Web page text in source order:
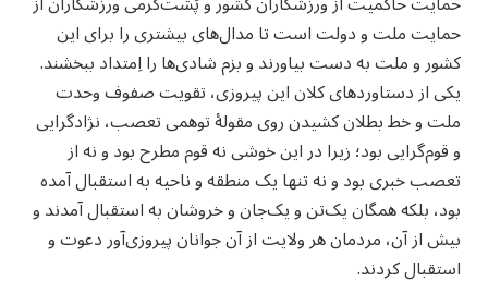
حمایت ملت و دولت است تا مدال‌های بیشتری را برای این
کشور و ملت به دست بیاورند و بزم شادی‌ها را اِمتداد ببخشند.
یکی از دستاوردهای کلان این پیروزی، تقویت صفوف وحدت
ملت و خط بطلان کشیدن روی مقولۀ توهمی تعصب، نژادگرایی
و قوم‌گرایی بود؛ زیرا در این خوشی نه قوم مطرح بود و نه از
تعصب خبری بود و نه تنها یک منطقه و ناحیه به استقبال آمده
بود، بلکه همگان یک‌تن و یک‌جان و خروشان به استقبال آمدند و
بیش از آن، مردمان هر ولایت از آن جوانان پیروزی‌آور دعوت و
استقبال کردند.